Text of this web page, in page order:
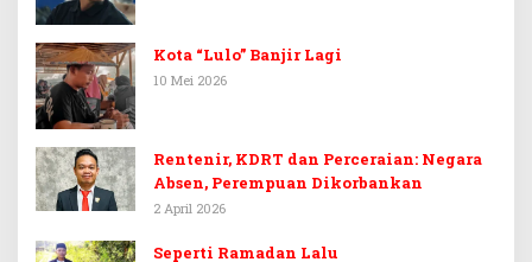
Kota “Lulo” Banjir Lagi
10 Mei 2026
Rentenir, KDRT dan Perceraian: Negara
Absen, Perempuan Dikorbankan
2 April 2026
Seperti Ramadan Lalu